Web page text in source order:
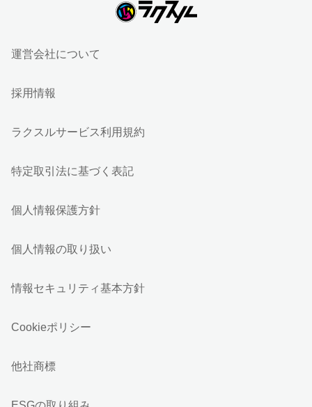
運営会社について
採用情報
ラクスルサービス利用規約
特定取引法に基づく表記
個人情報保護方針
個人情報の取り扱い
情報セキュリティ基本方針
Cookieポリシー
他社商標